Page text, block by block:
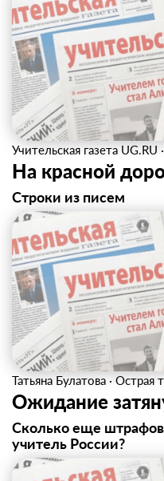
Учительская газета UG.RU ·
На красной
Строки из писем
Татьяна Булатова · Острая
Ожидание
Сколько еще
учитель России?